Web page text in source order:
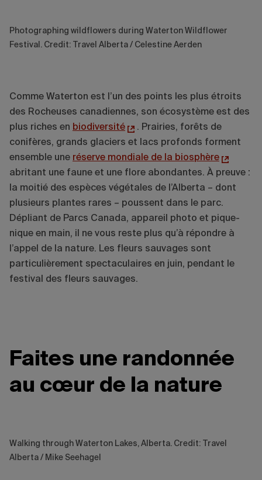
Photographing wildflowers during Waterton Wildflower
Festival. Credit: Travel Alberta / Celestine Aerden
Comme Waterton est l’un des points les plus étroits
des Rocheuses canadiennes, son écosystème est des
plus riches en biodiversité
. Prairies, forêts de
conifères, grands glaciers et lacs profonds forment
ensemble une réserve mondiale de la biosphère
abritant une faune et une flore abondantes. À preuve :
la moitié des espèces végétales de l’Alberta – dont
plusieurs plantes rares – poussent dans le parc.
Dépliant de Parcs Canada, appareil photo et pique-
nique en main, il ne vous reste plus qu’à répondre à
l’appel de la nature. Les fleurs sauvages sont
particulièrement spectaculaires en juin, pendant le
festival des fleurs sauvages.
Faites une randonnée
au cœur de la nature
Walking through Waterton Lakes, Alberta. Credit: Travel
Alberta / Mike Seehagel